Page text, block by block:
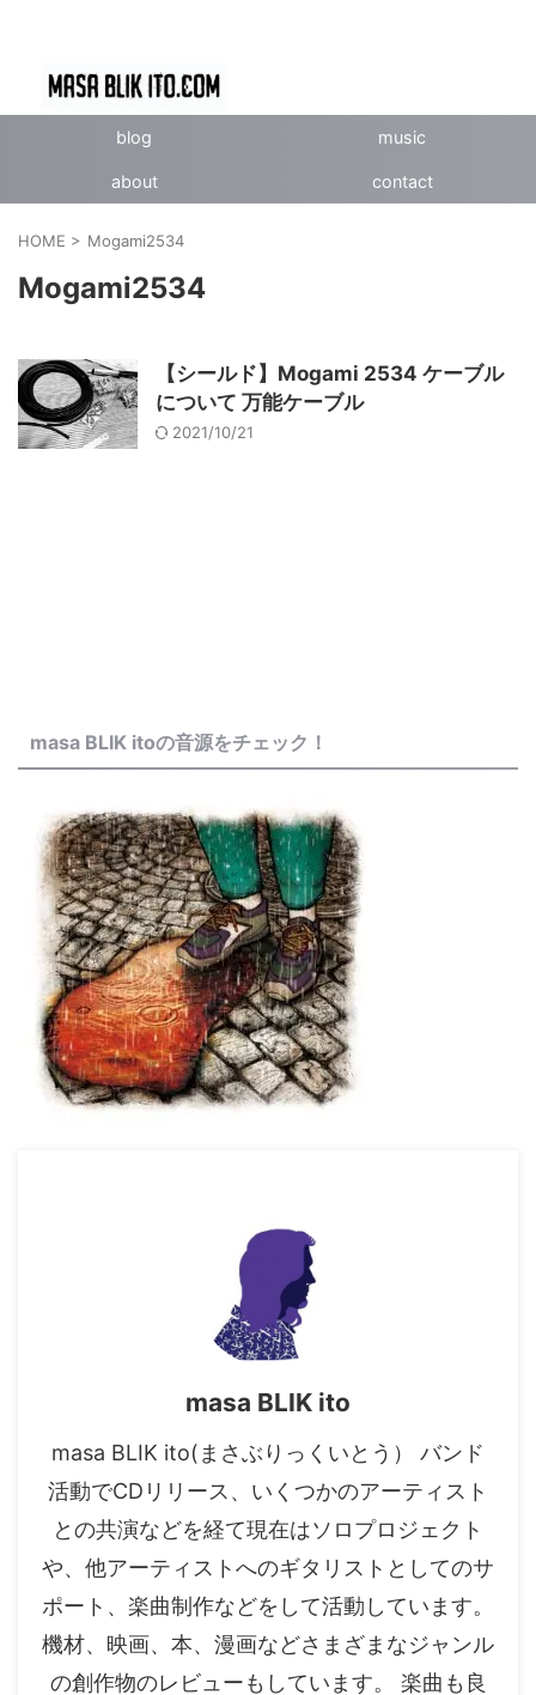
blog music
about contact
HOME > Mogami2534
Mogami2534
【シールド】Mogami 2534 ケーブル
について 万能ケーブル
2021/10/21
masa BLIK itoの音源をチェック！
masa BLIK ito
masa BLIK ito(まさぶりっくいとう） バンド
活動でCDリリース、いくつかのアーティスト
との共演などを経て現在はソロプロジェクト
や、他アーティストへのギタリストとしてのサ
ポート、楽曲制作などをして活動しています。
機材、映画、本、漫画などさまざまなジャンル
の創作物のレビューもしています。 楽曲も良